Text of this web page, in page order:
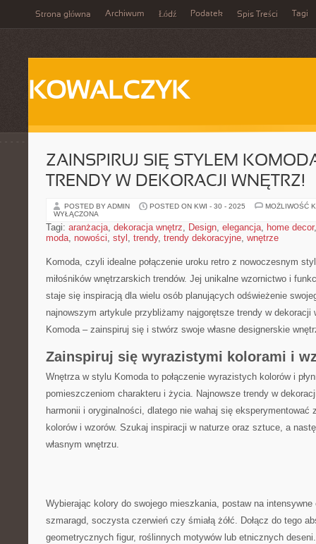
Strona główna Archiwum Łódź Podatek Spis Treści Tagi
KOWALCZYK
ZAINSPIRUJ SIĘ STYLEM
TRENDY W DEKORACJI WNĘTRZ!
POSTED BY ADMIN POSTED ON KWI - 30 - 2025
MOŻLIWOŚĆ
WYŁĄCZONA
Tagi: aranżacja, dekoracja wnętrz, Design, elegancja, home decor
moda, nowości, styl , trendy, trendy dekoracyjne, wnętrze
Komoda, czyli​ idealne połączenie uroku⁣ retro z nowoczesnym
miłośników wnętrzarskich trendów. Jej unikalne‍ wzornictwo i
staje ⁢się⁣ inspiracją dla ⁣wielu osób planujących ⁣odświeżenie
najnowszym artykule ⁢przybliżamy najgorętsze ⁣trendy w dekoracji
Komoda – zainspiruj się‌ i stwórz‌ swoje własne designerskie
Zainspiruj się wyrazistymi ‍kolorami i
Wnętrza w stylu Komoda to połączenie ⁤wyrazistych kolorów i⁤
pomieszczeniom charakteru i życia. ⁤Najnowsze trendy w
harmonii i⁢ oryginalności, dlatego nie wahaj się eksperymentować
kolorów i wzorów. Szukaj inspiracji w⁤ naturze oraz sztuce, a
własnym wnętrzu.
Wybierając kolory⁣ do‍ swojego mieszkania, postaw na ‌intensywne
szmaragd, soczysta⁤ czerwień czy⁣ śmiałą żółć. Dołącz‍ do‌ tego
geometrycznych ⁤figur, roślinnych ‌motywów lub etnicznych